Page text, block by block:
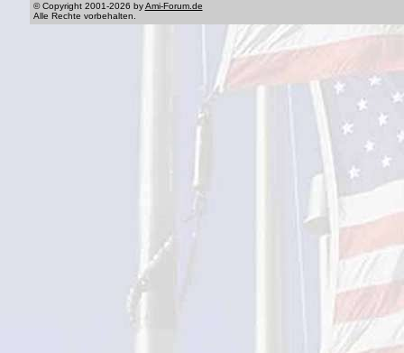
© Copyright 2001-2026 byAmi-Forum.de
Alle Rechte vorbehalten.